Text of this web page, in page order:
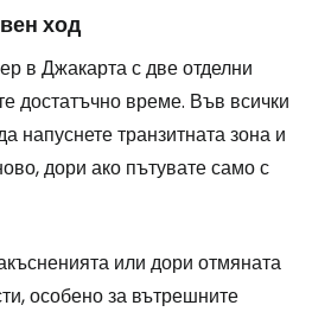
ход
в Джакарта с две отделни
достатъчно време. Във всички
напуснете транзитната зона и
дори ако пътувате само с
или дори отмяната
особено за вътрешните